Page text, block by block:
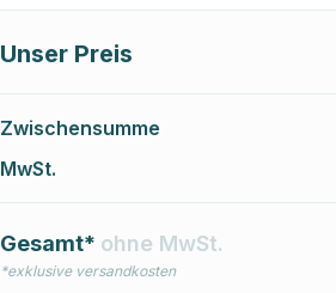
Unser Preis
Zwischensumme
MwSt.
Gesamt* ohne MwSt.
*exklusive versandkosten